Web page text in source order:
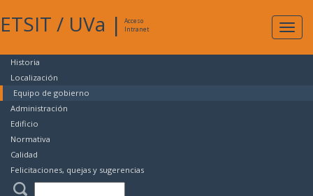
ETSIT / UVa |
Acceso
Intranet
Historia
Localización
Equipo de gobierno
Administración
Edificio
Normativa
Calidad
Felicitaciones, quejas y sugerencias